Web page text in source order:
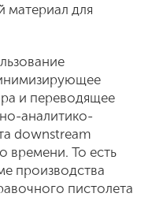
материал для
и переводящее
аналитико-
downstream
времени. То есть
производства
пистолета